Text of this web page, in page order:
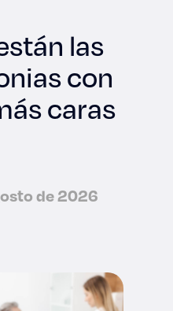
las
con
caras
de 2026